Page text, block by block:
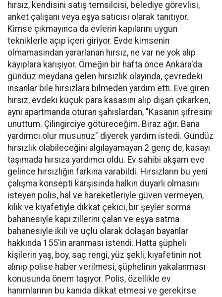
hırsız, kendisini satış temsilcisi, belediye görevlisi,
anket çalışanı veya eşya satıcısı olarak tanıtıyor.
Kimse çıkmayınca da evlerin kapılarını uygun
tekniklerle açıp içeri giriyor. Evde kimsenin
olmamasından yararlanan hırsız, ne var ne yok alıp
kayıplara karışıyor. Örneğin bir hafta önce Ankara'da
gündüz meydana gelen hırsızlık olayında, çevredeki
insanlar bile hırsızlara bilmeden yardım etti. Eve giren
hırsız, evdeki küçük para kasasını alıp dışarı çıkarken,
aynı apartmanda oturan şahıslardan, "Kasanın şifresini
unuttum. Çilingirciye götüreceğim. Biraz ağır. Bana
yardımcı olur musunuz" diyerek yardım istedi. Gündüz
hırsızlık olabileceğini algılayamayan 2 genç de, kasayı
taşımada hırsıza yardımcı oldu. Ev sahibi akşam eve
gelince hırsızlığın farkına varabildi. Hırsızların bu yeni
çalışma konsepti karşısında halkın duyarlı olmasını
isteyen polis, hal ve hareketleriyle güven vermeyen,
kılık ve kıyafetiyle dikkat çekici, bir şeyler sorma
bahanesiyle kapı zillerini çalan ve eşya satma
bahanesiyle ikili ve üçlü olarak dolaşan bayanlar
hakkında 155'in aranması istendi. Hatta şüpheli
kişilerin yaş, boy, saç rengi, yüz şekli, kıyafetinin not
alınıp polise haber verilmesi, şüphelinin yakalanması
konusunda önem taşıyor. Polis, özellikle ev
hanımlarının bu kanıda dikkat etmesi ve gerekirse